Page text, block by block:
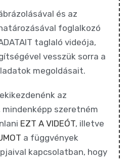
és az
foglalkozó
taglaló videója,
vesszük sorra a
megoldásait.
az
szeretném
EZT A VIDEÓT, illetve
a függvények
kapcsolatban, hogy